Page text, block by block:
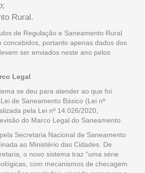
Rural.
de Regulação e Saneamento Rural
concebidos, portanto apenas dados dos
ser enviados neste ano pelos
Legal
se deu para atender ao que foi
de Saneamento Básico (Lei nº
pela Lei nº 14.026/2020,
do Marco Legal do Saneamento.
Secretaria Nacional de Saneamento
ao Ministério das Cidades. De
o novo sistema traz “uma série
com mecanismos de checagem